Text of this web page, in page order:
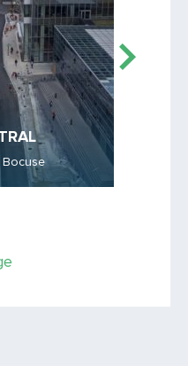
Bocuse